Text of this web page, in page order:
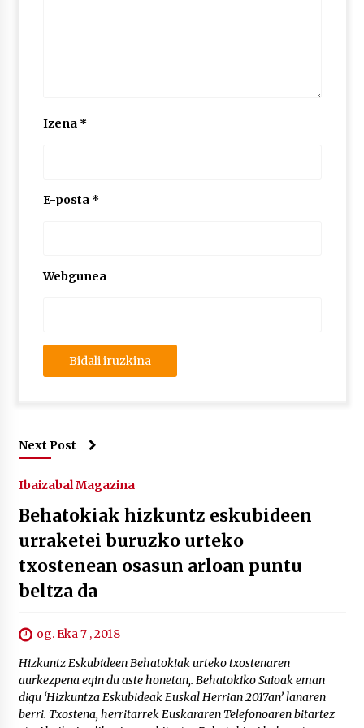
Izena *
E-posta *
Webgunea
Next Post
Ibaizabal Magazina
Behatokiak hizkuntz eskubideen
urraketei buruzko urteko
txostenean osasun arloan puntu
beltza da
og. Eka 7 , 2018
Hizkuntz Eskubideen Behatokiak urteko txostenaren
aurkezpena egin du aste honetan,. Behatokiko Saioak eman
digu ‘Hizkuntza Eskubideak Euskal Herrian 2017an’ lanaren
berri. Txostena, herritarrek Euskararen Telefonoaren bitartez